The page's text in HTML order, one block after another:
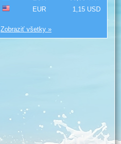
EUR
1,15 USD
Zobraziť všetky »